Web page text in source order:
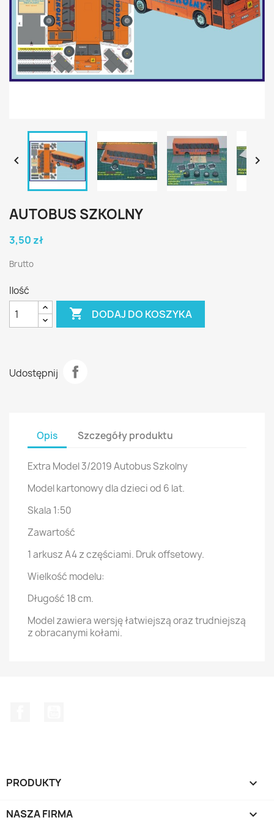
 
AUTOBUS SZKOLNY
3,50 zł
Brutto
Ilość
 DODAJ DO KOSZYKA
Udostępnij
Opis Szczegóły produktu
Extra Model 3/2019 Autobus Szkolny
Model kartonowy dla dzieci od 6 lat.
Skala 1:50
Zawartość
1 arkusz A4 z częściami. Druk offsetowy.
Wielkość modelu:
Długość 18 cm.
Model zawiera wersję łatwiejszą oraz trudniejszą
z obracanymi kołami.
PRODUKTY 
NASZA FIRMA 